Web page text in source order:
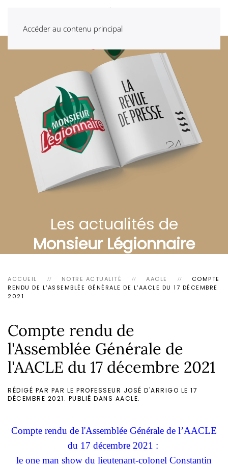
Accéder au contenu principal
Les actualités de
Monsieur Légionnaire
ACCUEIL NOTRE ACTUALITÉ AACLE
COMPTE
RENDU DE L'ASSEMBLÉE GÉNÉRALE DE L'AACLE DU 17 DÉCEMBRE
2021
Compte rendu de
l'Assemblée Générale de
l'AACLE du 17 décembre 2021
RÉDIGÉ PAR PAR LE PROFESSEUR JOSÉ D'ARRIGO LE 17
DÉCEMBRE 2021 . PUBLIÉ DANS AACLE.
Compte rendu de l'Assemblée Générale de l’AACLE
du 17 décembre 2021 :
le one man show du lieutenant-colonel Constantin